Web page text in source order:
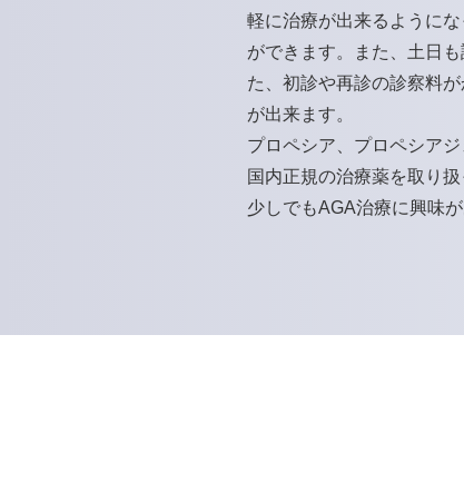
軽に治療が出来るように
ができます。また、土日
た、初診や再診の診察料
が出来ます。
プロペシア
プロペシア
国内正規の治療薬を取り扱
少しでもAGA治療に興味